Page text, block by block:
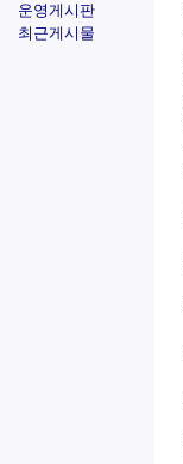
운영게시판
최근게시물